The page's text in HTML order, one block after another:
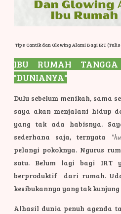
Tips Cantik dan Glowing Alami Bagi IRT
IBU RUMAH
"DUNIANYA"
Dulu sebelum menikah, sama
saya akan menjalani hidup
yang tak ada habisnya.
sederhana saja, ternyata
pelangi pokoknya. Ngurus
satu. Belum lagi bagi IRT
berproduktif dari rumah.
kesibukannya yang tak kunjung
Alhasil dunia penuh agenda